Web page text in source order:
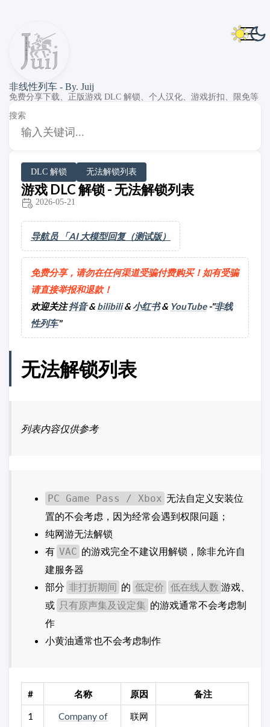
非线性列车 - By. Juij
免费分享下载、正版游戏 DLC 解锁、个人汉化、游戏折扣、限免等
搜索
DLC 解锁 无法解锁列表
游戏 DLC 解锁 - 无法解锁列表
2026-05-21
导航员 「AI 大模型回复（测试版）
免费分享，请勿在任何渠道受骗付费购买！如有受骗
请直接举报和退款！
欢迎关注抖音& bilibili&小红书& YouTube-"非线
性列车"
无法解锁列表
列表内容仅供参考
PC Game Pass / Xbox 无法自定义安装位
置的不会考虑，因为经常会遇到权限问题；
纯网游无法解锁
有 VAC 的游戏完全不建议用解锁，除非允许自
建服务器
部分 非打折期间 的 低定价 低在线人数 游戏、
或 只有原声集及设定集 的游戏通常不会考虑制
作
小黄油通常也不会考虑制作
# 名称 原因 备注
1
Company of
联网